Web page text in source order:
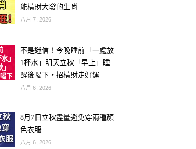
能橫財大發的生肖
八月 7, 2026
不是迷信！今晚睡前「一處放
1杯水」明天立秋「早上」睡
醒後喝下，招橫財走好運
八月 6, 2026
8月7日立秋盡量避免穿兩種顏
色衣服
八月 6, 2026